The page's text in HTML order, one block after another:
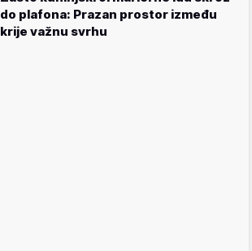
do plafona: Prazan prostor između
krije važnu svrhu